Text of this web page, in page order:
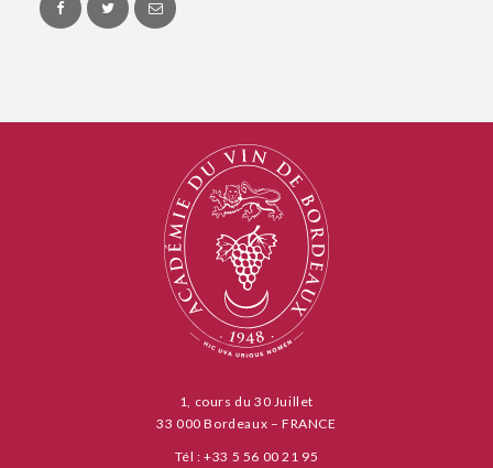
1, cours du 30 Juillet
33 000 Bordeaux – FRANCE
Tél : +33 5 56 00 21 95